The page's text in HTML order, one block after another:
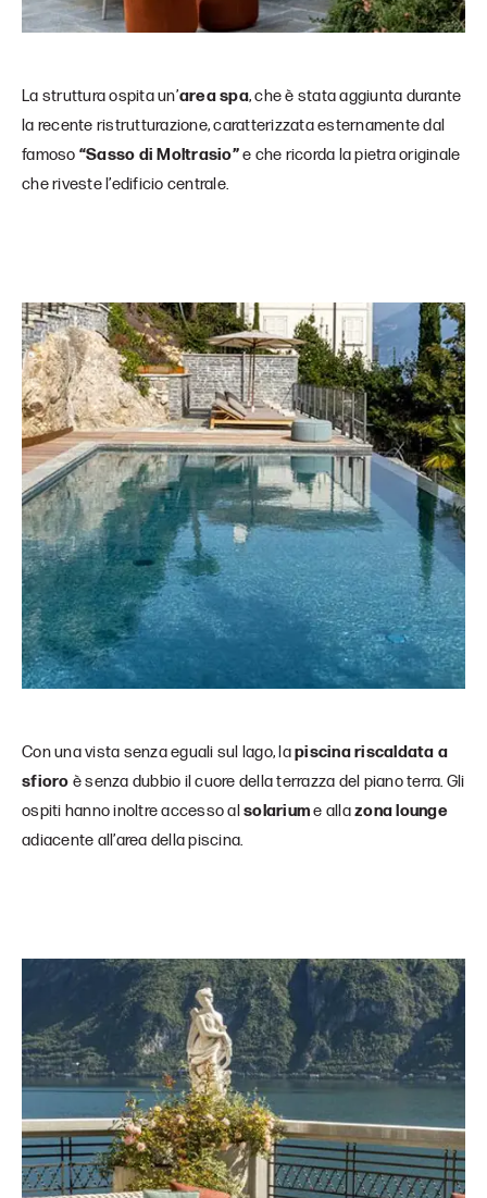
La struttura ospita un’area spa, che è stata aggiunta durante
la recente ristrutturazione, caratterizzata esternamente dal
famoso “Sasso di Moltrasio”e che ricorda la pietra originale
che riveste l’edificio centrale.
Con una vista senza eguali sul lago, lapiscina riscaldata a
sfioro è senza dubbio il cuore della terrazza del piano terra. Gli
ospiti hanno inoltre accesso al solariume allazona lounge
adiacente all’area della piscina.